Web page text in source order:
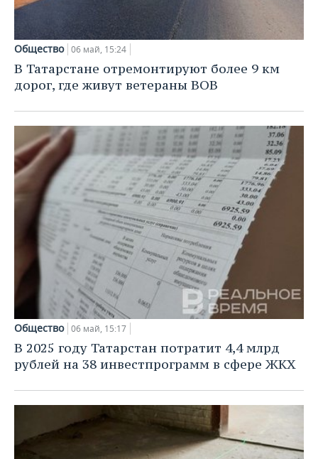
Общество 06 май, 15:24
В Татарстане отремонтируют более 9 км
дорог, где живут ветераны ВОВ
Общество 06 май, 15:17
В 2025 году Татарстан потратит 4,4 млрд
рублей на 38 инвестпрограмм в сфере ЖКХ